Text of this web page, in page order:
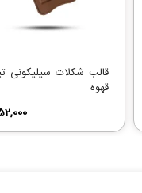
قالب شکلات سیلیکونی
قهوه